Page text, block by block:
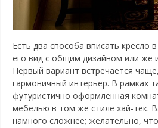
Есть два способа вписать кресло
его вид с общим дизайном или же
Первый вариант встречается
гармоничный интерьер. В рамках
футуристично оформленная
мебелью в том же стиле хай-тек.
намного сложнее; желательно,